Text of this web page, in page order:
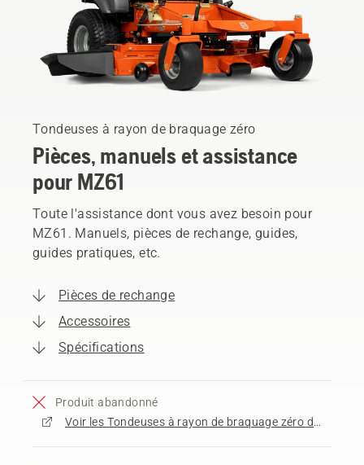
Tondeuses à rayon de braquage zéro
Pièces, manuels et assistance
pour MZ61
Toute l'assistance dont vous avez besoin pour
MZ61. Manuels, pièces de rechange, guides,
guides pratiques, etc.
Pièces de rechange
Accessoires
Spécifications
Produit abandonné
Voir les Tondeuses à rayon de braquage zéro disponibles à l'achat